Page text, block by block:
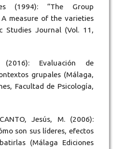
(1994): “The Group
A measure of the varieties
Studies Journal (Vol. 11,
(2016): Evaluación de
grupales (Málaga,
Facultad de Psicología,
Jesús, M. (2006):
son sus líderes, efectos
(Málaga Ediciones